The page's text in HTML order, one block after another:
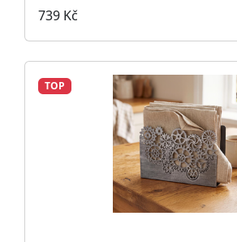
739 Kč
TOP